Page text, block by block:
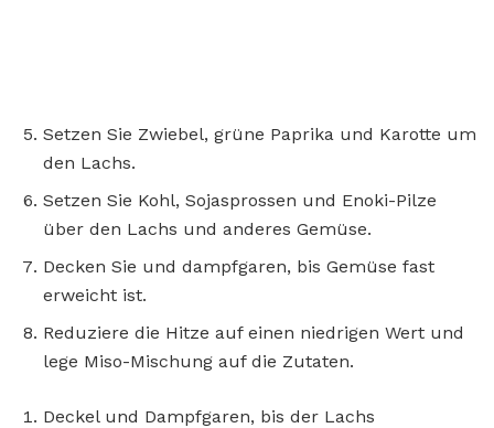
Setzen Sie Zwiebel, grüne Paprika und Karotte um
den Lachs.
Setzen Sie Kohl, Sojasprossen und Enoki-Pilze
über den Lachs und anderes Gemüse.
Decken Sie und dampfgaren, bis Gemüse fast
erweicht ist.
Reduziere die Hitze auf einen niedrigen Wert und
lege Miso-Mischung auf die Zutaten.
Deckel und Dampfgaren, bis der Lachs